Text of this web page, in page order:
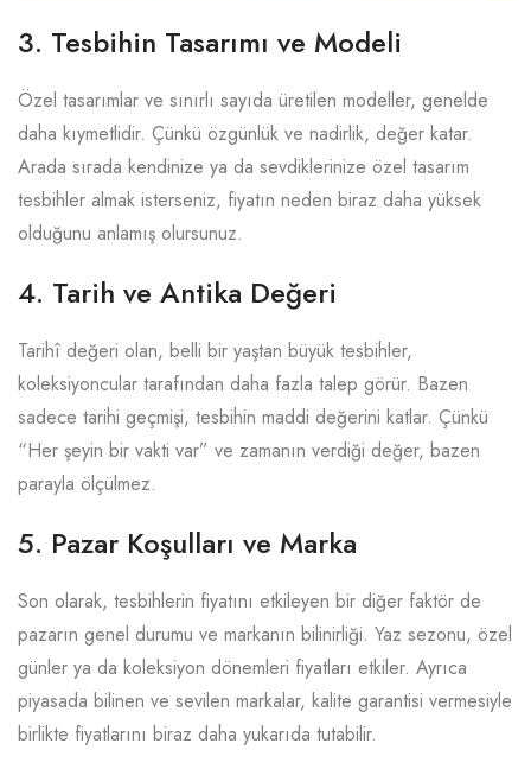
3. Tesbihin Tasarımı ve Modeli
Özel tasarımlar ve sınırlı sayıda üretilen modeller, genelde
daha kıymetlidir. Çünkü özgünlük ve nadirlik, değer katar.
Arada sırada kendinize ya da sevdiklerinize özel tasarım
tesbihler almak isterseniz, fiyatın neden biraz daha yüksek
olduğunu anlamış olursunuz.
4. Tarih ve Antika Değeri
Tarihî değeri olan, belli bir yaştan büyük tesbihler,
koleksiyoncular tarafından daha fazla talep görür. Bazen
sadece tarihi geçmişi, tesbihin maddi değerini katlar. Çünkü
“Her şeyin bir vakti var” ve zamanın verdiği değer, bazen
parayla ölçülmez.
5. Pazar Koşulları ve Marka
Son olarak, tesbihlerin fiyatını etkileyen bir diğer faktör de
pazarın genel durumu ve markanın bilinirliği. Yaz sezonu, özel
günler ya da koleksiyon dönemleri fiyatları etkiler. Ayrıca
piyasada bilinen ve sevilen markalar, kalite garantisi vermesiyle
birlikte fiyatlarını biraz daha yukarıda tutabilir.